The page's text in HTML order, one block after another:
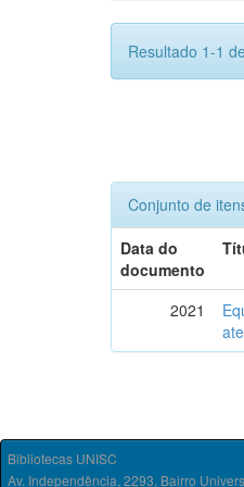
Resultado 1-1
Conjunto de
Data do
documento
2021
Bibliotecas UNISC
Av. Independência, 2293, Bairro